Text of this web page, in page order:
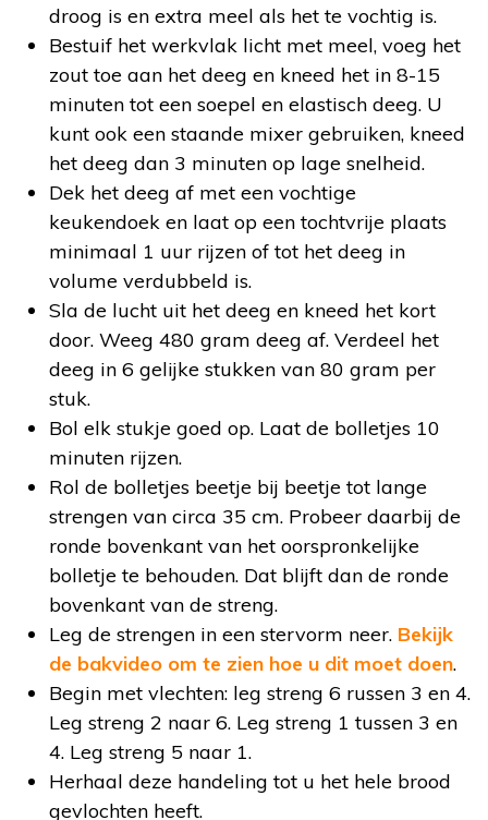
droog is en extra meel als het te vochtig is.
Bestuif het werkvlak licht met meel, voeg het
zout toe aan het deeg en kneed het in 8-15
minuten tot een soepel en elastisch deeg. U
kunt ook een staande mixer gebruiken, kneed
het deeg dan 3 minuten op lage snelheid.
Dek het deeg af met een vochtige
keukendoek en laat op een tochtvrije plaats
minimaal 1 uur rijzen of tot het deeg in
volume verdubbeld is.
Sla de lucht uit het deeg en kneed het kort
door. Weeg 480 gram deeg af. Verdeel het
deeg in 6 gelijke stukken van 80 gram per
stuk.
Bol elk stukje goed op. Laat de bolletjes 10
minuten rijzen.
Rol de bolletjes beetje bij beetje tot lange
strengen van circa 35 cm. Probeer daarbij de
ronde bovenkant van het oorspronkelijke
bolletje te behouden. Dat blijft dan de ronde
bovenkant van de streng.
Leg de strengen in een stervorm neer. Bekijk
de bakvideo om te zien hoe u dit moet doen.
Begin met vlechten: leg streng 6 russen 3 en 4.
Leg streng 2 naar 6. Leg streng 1 tussen 3 en
4. Leg streng 5 naar 1.
Herhaal deze handeling tot u het hele brood
gevlochten heeft.